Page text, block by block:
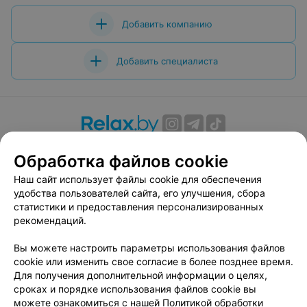
Добавить компанию
Добавить специалиста
Вакансии
Публичный договор
Способы оплаты
Публичный договор по использованию сервиса
«Афиша»
Пользовательское соглашение
Связаться по вопросам сотрудничества
Написать руководителю relax.by
Персональные настройки cookie
Обработка файлов cookie
Наш сайт использует файлы cookie для обеспечения
удобства пользователей сайта, его улучшения, сбора
статистики и предоставления персонализированных
рекомендаций.
Вы можете настроить параметры использования файлов
cookie или изменить свое согласие в более позднее время.
Для получения дополнительной информации о целях,
сроках и порядке использования файлов cookie вы
можете ознакомиться с нашей Политикой обработки